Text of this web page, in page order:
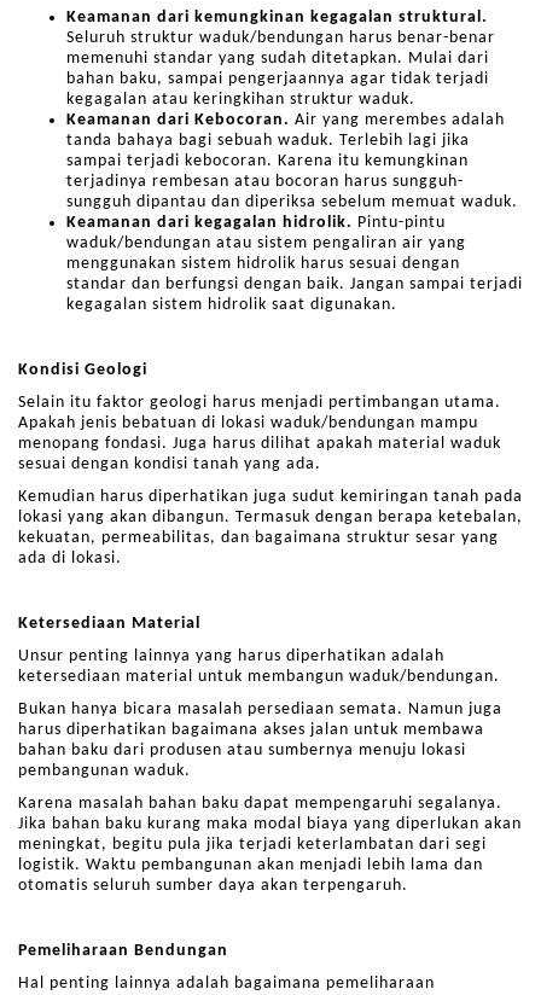
Keamanan dari kemungkinan kegagalan struktural.
Seluruh struktur waduk/bendungan harus benar-benar
memenuhi standar yang sudah ditetapkan. Mulai dari
bahan baku, sampai pengerjaannya agar tidak terjadi
kegagalan atau keringkihan struktur waduk.
Keamanan dari Kebocoran. Air yang merembes adalah
tanda bahaya bagi sebuah waduk. Terlebih lagi jika
sampai terjadi kebocoran. Karena itu kemungkinan
terjadinya rembesan atau bocoran harus sungguh-
sungguh dipantau dan diperiksa sebelum memuat waduk.
Keamanan dari kegagalan hidrolik. Pintu-pintu
waduk/bendungan atau sistem pengaliran air yang
menggunakan sistem hidrolik harus sesuai dengan
standar dan berfungsi dengan baik. Jangan sampai terjadi
kegagalan sistem hidrolik saat digunakan.
Kondisi Geologi
Selain itu faktor geologi harus menjadi pertimbangan utama.
Apakah jenis bebatuan di lokasi waduk/bendungan mampu
menopang fondasi. Juga harus dilihat apakah material waduk
sesuai dengan kondisi tanah yang ada.
Kemudian harus diperhatikan juga sudut kemiringan tanah pada
lokasi yang akan dibangun. Termasuk dengan berapa ketebalan,
kekuatan, permeabilitas, dan bagaimana struktur sesar yang
ada di lokasi.
Ketersediaan Material
Unsur penting lainnya yang harus diperhatikan adalah
ketersediaan material untuk membangun waduk/bendungan.
Bukan hanya bicara masalah persediaan semata. Namun juga
harus diperhatikan bagaimana akses jalan untuk membawa
bahan baku dari produsen atau sumbernya menuju lokasi
pembangunan waduk.
Karena masalah bahan baku dapat mempengaruhi segalanya.
Jika bahan baku kurang maka modal biaya yang diperlukan akan
meningkat, begitu pula jika terjadi keterlambatan dari segi
logistik. Waktu pembangunan akan menjadi lebih lama dan
otomatis seluruh sumber daya akan terpengaruh.
Pemeliharaan Bendungan
Hal penting lainnya adalah bagaimana pemeliharaan